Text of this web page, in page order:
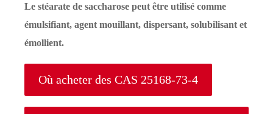
Le stéarate de saccharose peut être utilisé comme
émulsifiant, agent mouillant, dispersant, solubilisant et
émollient.
Où acheter des CAS 25168-73-4